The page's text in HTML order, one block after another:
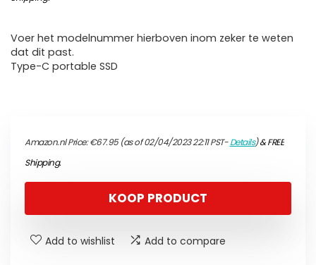
Voer het modelnummer hierboven inom zeker te weten
dat dit past.
Type-C portable SSD
Amazon.nl Price:€67.95(as of 02/04/2023 22:11 PST-Details)&FREE
Shipping.
KOOP PRODUCT
Add to wishlist Add to compare